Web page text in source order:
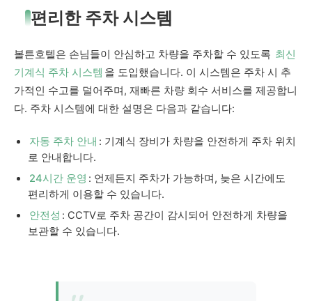
편리한 주차 시스템
볼튼호텔은 손님들이 안심하고 차량을 주차할 수 있도록 최신
기계식 주차 시스템 을 도입했습니다. 이 시스템은 주차 시 추
가적인 수고를 덜어주며, 재빠른 차량 회수 서비스를 제공합니
다. 주차 시스템에 대한 설명은 다음과 같습니다:
자동 주차 안내 : 기계식 장비가 차량을 안전하게 주차 위치
로 안내합니다.
24시간 운영 : 언제든지 주차가 가능하며, 늦은 시간에도
편리하게 이용할 수 있습니다.
안전성 : CCTV로 주차 공간이 감시되어 안전하게 차량을
보관할 수 있습니다.